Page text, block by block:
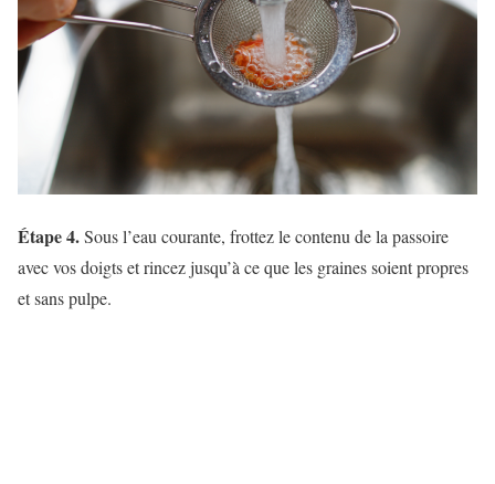
Étape 4.Sous l’eau courante, frottez le contenu de la passoire
avec vos doigts et rincez jusqu’à ce que les graines soient propres
et sans pulpe.